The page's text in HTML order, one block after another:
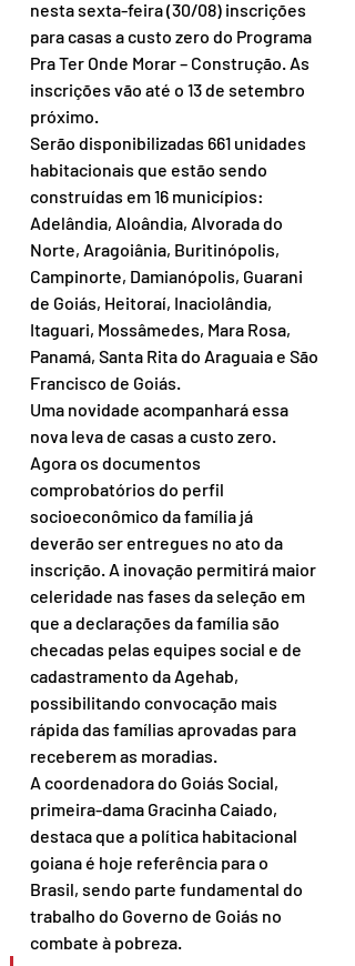
nesta sexta-feira (30/08) inscrições
para casas a custo zero do Programa
Pra Ter Onde Morar – Construção. As
inscrições vão até o 13 de setembro
próximo.
Serão disponibilizadas 661 unidades
habitacionais que estão sendo
construídas em 16 municípios:
Adelândia, Aloândia, Alvorada do
Norte, Aragoiânia, Buritinópolis,
Campinorte, Damianópolis, Guarani
de Goiás, Heitoraí, Inaciolândia,
Itaguari, Mossâmedes, Mara Rosa,
Panamá, Santa Rita do Araguaia e São
Francisco de Goiás.
Uma novidade acompanhará essa
nova leva de casas a custo zero.
Agora os documentos
comprobatórios do perfil
socioeconômico da família já
deverão ser entregues no ato da
inscrição. A inovação permitirá maior
celeridade nas fases da seleção em
que a declarações da família são
checadas pelas equipes social e de
cadastramento da Agehab,
possibilitando convocação mais
rápida das famílias aprovadas para
receberem as moradias.
A coordenadora do Goiás Social,
primeira-dama Gracinha Caiado,
destaca que a política habitacional
goiana é hoje referência para o
Brasil, sendo parte fundamental do
trabalho do Governo de Goiás no
combate à pobreza.